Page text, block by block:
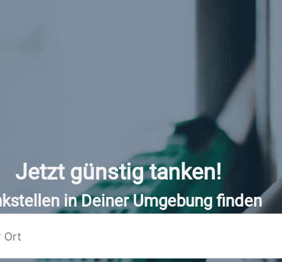
Jetzt günstig tanken!
in Deiner Umgebung finden